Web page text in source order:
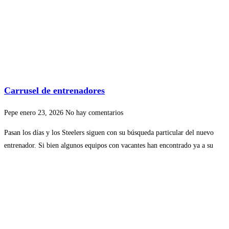
Carrusel de entrenadores
Pepe enero 23, 2026 No hay comentarios
Pasan los días y los Steelers siguen con su búsqueda particular del nuevo
entrenador. Si bien algunos equipos con vacantes han encontrado ya a su